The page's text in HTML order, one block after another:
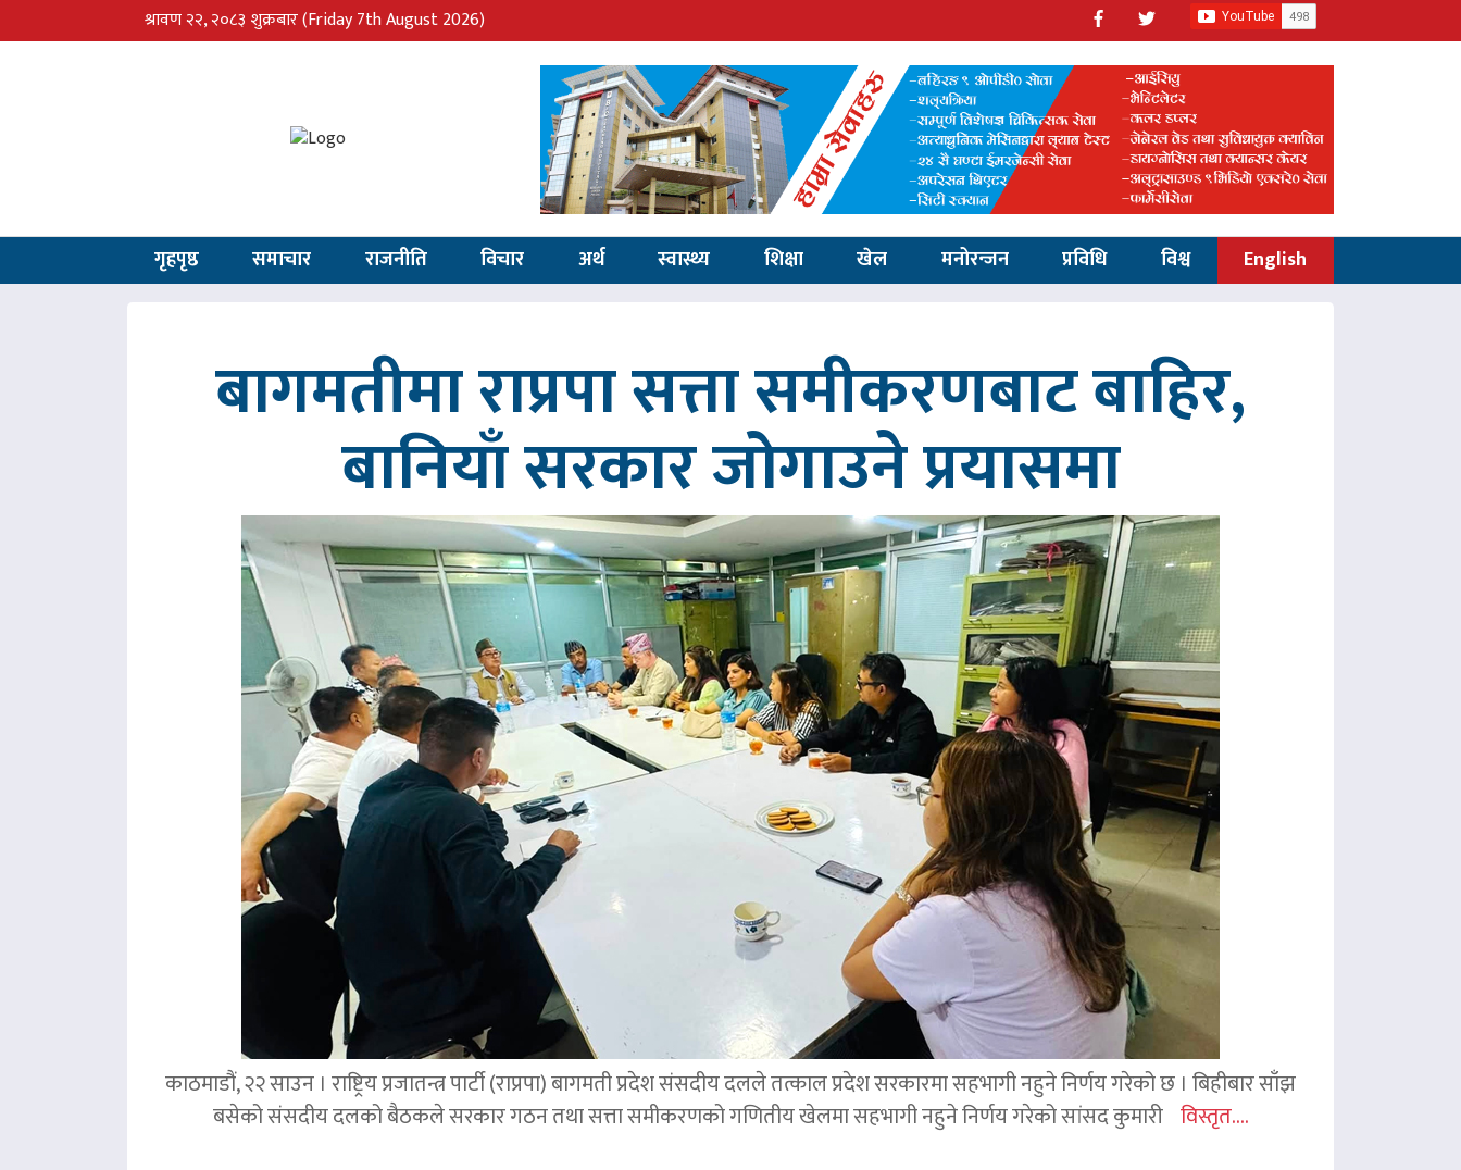
श्रावण २२, २०८३ शुक्रबार(Friday 7th August 2026)
गृहपृष्ठ समाचार राजनीति विचार अर्थ स्वास्थ्य शिक्षा खेल मनोरन्जन प्रविधि विश्व English
बागमतीमा राप्रपा सत्ता समीकरणबाट बाहिर,
बानियाँ सरकार जोगाउने प्रयासमा
काठमाडौं, २२ साउन । राष्ट्रिय प्रजातन्त्र पार्टी (राप्रपा) बागमती प्रदेश संसदीय दलले तत्काल प्रदेश सरकारमा सहभागी नहुने निर्णय गरेको छ । बिहीबार साँझ
बसेको संसदीय दलको बैठकले सरकार गठन तथा सत्ता समीकरणको गणितीय खेलमा सहभागी नहुने निर्णय गरेको सांसद कुमारी विस्तृत....